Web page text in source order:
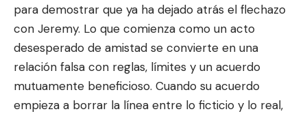
para demostrar que ya ha dejado atrás el flechazo
con Jeremy. Lo que comienza como un acto
desesperado de amistad se convierte en una
relación falsa con reglas, límites y un acuerdo
mutuamente beneficioso. Cuando su acuerdo
empieza a borrar la línea entre lo ficticio y lo real,